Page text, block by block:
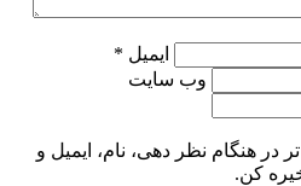
ایمیل *
وب سایت
هنگام نظر دهی، نام، ایمیل و
کن.